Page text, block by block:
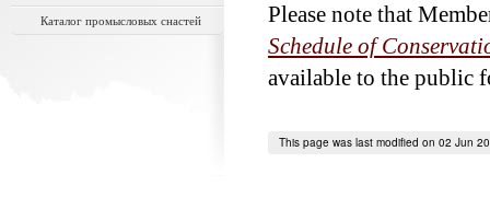
Каталог промысловых снастей
Please note that
Schedule of
available to the public
This page was last modified on 02 Jun